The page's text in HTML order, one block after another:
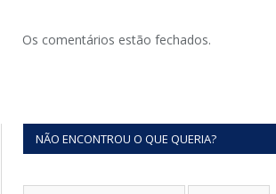
Os comentários estão fechados.
NÃO ENCONTROU O QUE QUERIA?